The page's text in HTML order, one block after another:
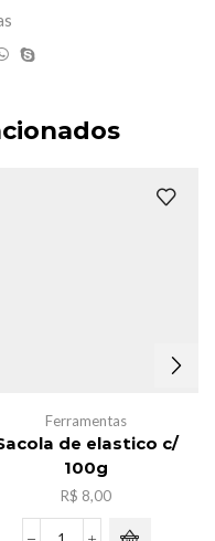
Ferramentas
de elastico c/
100g
R$ 8,00